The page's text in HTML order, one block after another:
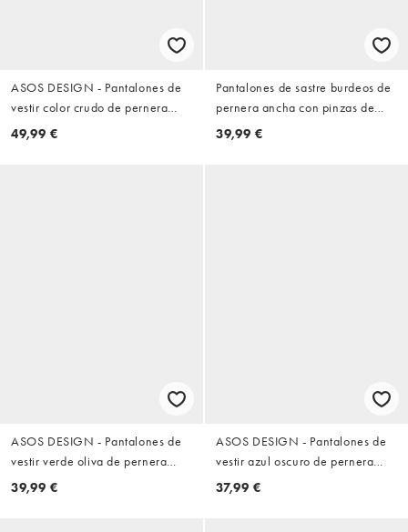
ASOS DESIGN - Pantalones de
vestir color crudo de pernera
barrel de pana
49,99 €
Pantalones de sastre burdeos de
pernera ancha con pinzas de
ASOS DESIGN
39,99 €
ASOS DESIGN - Pantalones de
vestir verde oliva de pernera
ancha con pinzas
39,99 €
ASOS DESIGN - Pantalones de
vestir azul oscuro de pernera
ancha con pinzas
37,99 €